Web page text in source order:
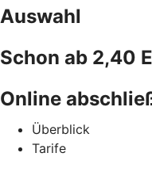
Auswahl
Schon ab 2,40
Online
Überblick
Tarife